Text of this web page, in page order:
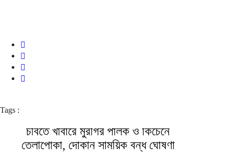
Tags :
চবিতে খাবারে মুরগির পালক ও কিচেনে
তেলাপোকা, দোকান সাময়িক বন্ধ ঘোষণা